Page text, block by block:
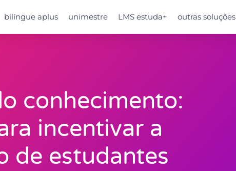
bilíngue aplus unimestre LMS estuda+ outras soluções
conhecimento:
incentivar a
de estudantes